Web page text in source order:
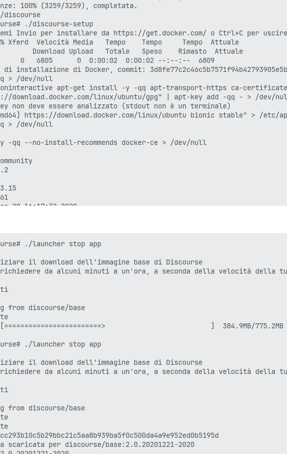
100% (3259/3259), completata.
discourse
./discourse-setup
Invio per installare da https://get.docker.com/ o Ctrl+C per uscire
Xferd  Velocità Media   Tempo    Tempo     Tempo  Attuale
Download Upload   Totale   Speso    Rimasto  Attuale
0     0   6805      0  0:00:02  0:00:02 --:--:--  6809
installazione di Docker, commit:
> /dev/null
apt-get install -y -qq apt-transport-https ca-
linux/ubuntu/gpg" | apt-key add -qq - > /dev/
non deve essere analizzato (stdout non è un terminale)
https://download.docker.com/linux/ubuntu bionic stable" > /
> /dev/null
--no-install-recommends docker-ce > /dev/null
16:17:32 2020
28 16:15:09 2020
rc92
come utente non root, dovresti ora considerare
al gruppo "docker" con un comando simile a:
tuo-utente
./launcher stop app
il download dell'immagine base di Discourse
richiedere da alcuni minuti a un'ora, a seconda della velocità della
from discourse/base
[========================>                          ]  384.9MB/775.2MB
./launcher stop app
il download dell'immagine base di Discourse
richiedere da alcuni minuti a un'ora, a seconda della velocità della
from discourse/base
scaricata per discourse/base:2.0.20201221-2020